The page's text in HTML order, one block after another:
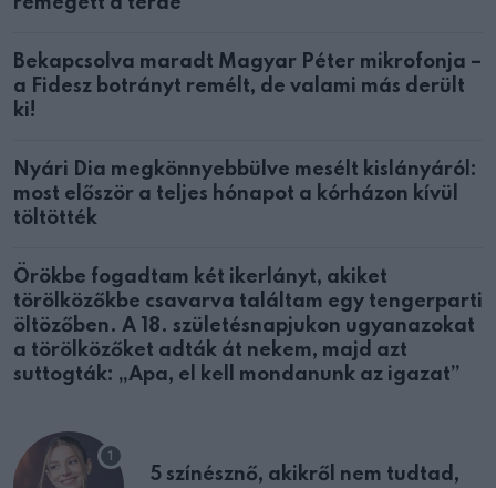
Bekapcsolva maradt Magyar Péter mikrofonja –
a Fidesz botrányt remélt, de valami más derült
ki!
Nyári Dia megkönnyebbülve mesélt kislányáról:
most először a teljes hónapot a kórházon kívül
töltötték
Örökbe fogadtam két ikerlányt, akiket
törölközőkbe csavarva találtam egy tengerparti
öltözőben. A 18. születésnapjukon ugyanazokat
a törölközőket adták át nekem, majd azt
suttogták: „Apa, el kell mondanunk az igazat”
5 színésznő, akikről nem tudtad,